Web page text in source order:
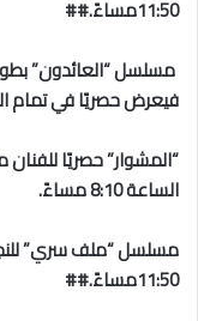
11:50مساءً.##
مسلسل “العائدون”
فيعرض حصريًا في تمام الساعة
“المشوار” حصريًا
الساعة 8:10 مساءً.
مسلسل “ملف سري”
11:50مساءً.##